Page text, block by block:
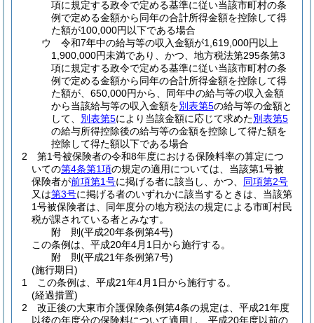
項に規定する政令で定める基準に従い当該市町村の条
例で定める金額から同年の合計所得金額を控除して得
た額が100,000円以下である場合
ウ
令和7年中の給与等の収入金額が1,619,000円以上
1,900,000円未満であり、かつ、地方税法第295条第3
項に規定する政令で定める基準に従い当該市町村の条
例で定める金額から同年の合計所得金額を控除して得
た額が、650,000円から、同年中の給与等の収入金額
から当該給与等の収入金額を別表第5の給与等の金額と
して、 別表第5により当該金額に応じて求めた別表第5
の給与所得控除後の給与等の金額を控除して得た額を
控除して得た額以下である場合
2
第1号被保険者の令和8年度における保険料率の算定につ
いての第4条第1項の規定の適用については、当該第1号被
保険者が前項第1号に掲げる者に該当し、かつ、 同項第2号
又は第3号に掲げる者のいずれかに該当するときは、当該第
1号被保険者は、同年度分の地方税法の規定による市町村民
税が課されている者とみなす。
附 則(平成20年条例第4号)
この条例は、平成20年4月1日から施行する。
附 則(平成21年条例第7号)
(施行期日)
1
この条例は、平成21年4月1日から施行する。
(経過措置)
2
改正後の大東市介護保険条例第4条の規定は、平成21年度
以後の年度分の保険料について適用し、平成20年度以前の